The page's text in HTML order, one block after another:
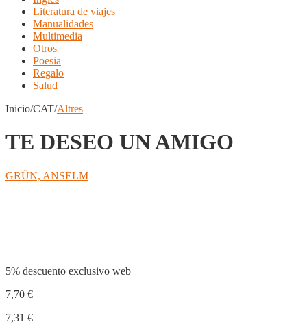
Literatura de viajes
Manualidades
Multimedia
Otros
Poesia
Regalo
Salud
Inicio/CAT/Altres
TE DESEO UN AMIGO
GRÜN, ANSELM
5% descuento exclusivo web
7,70 €
7,31 €